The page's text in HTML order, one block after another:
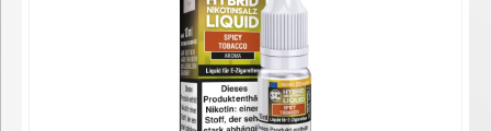
Details